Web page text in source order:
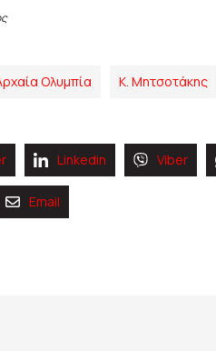
Ολυμπία Κ. Μητσοτάκης
Linkedin Viber
Email